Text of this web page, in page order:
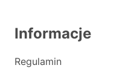
Informacje
Regulamin